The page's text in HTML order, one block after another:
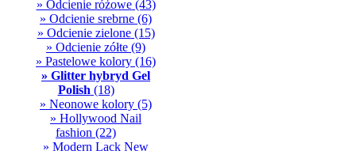
» Odcienie różowe(43)
» Odcienie srebrne (6)
» Odcienie zielone(15)
» Odcienie zółte (9)
» Pastelowe kolory (16)
» Glitter hybryd Gel
Polish (18)
» Neonowe kolory (5)
» Hollywood Nail
fashion (22)
» Modern Lack New